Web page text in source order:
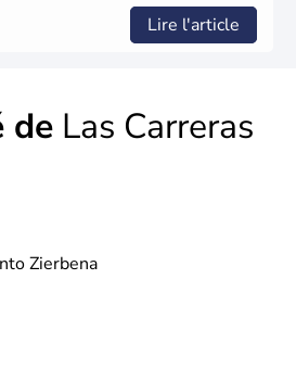
Lire l'article
de Las Carreras
Zierbena